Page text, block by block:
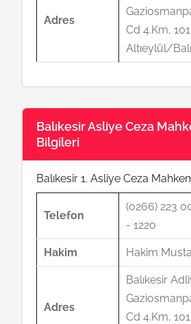
Adres
Cd 4.Km,
Altıeylül/
Balıkesir Asliye Ceza
Bilgileri
Balıkesir 1. Asliye Ceza
Telefon
(0266) 223
- 1220
Hakim Hakim
Adres
Balıkesir
Cd 4.Km,